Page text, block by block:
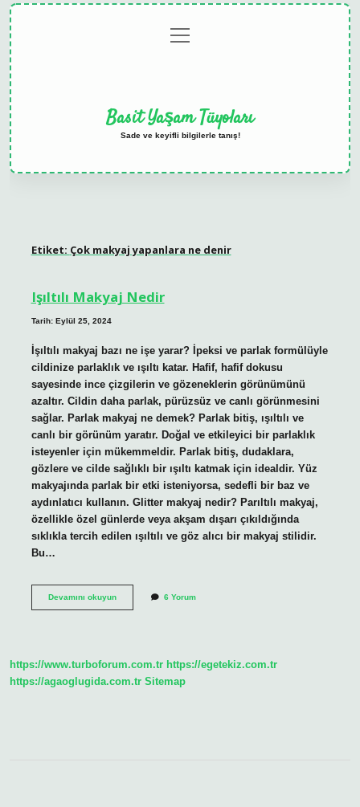
menüyü
aç
Basit Yaşam Tüyoları
Sade ve keyifli bilgilerle tanış!
Etiket: Çok makyaj yapanlara ne denir
Işıltılı Makyaj Nedir
Tarih: Eylül 25, 2024
İşıltılı makyaj bazı ne işe yarar? İpeksi ve parlak formülüyle
cildinize parlaklık ve ışıltı katar. Hafif, hafif dokusu
sayesinde ince çizgilerin ve gözeneklerin görünümünü
azaltır. Cildin daha parlak, pürüzsüz ve canlı görünmesini
sağlar. Parlak makyaj ne demek? Parlak bitiş, ışıltılı ve
canlı bir görünüm yaratır. Doğal ve etkileyici bir parlaklık
isteyenler için mükemmeldir. Parlak bitiş, dudaklara,
gözlere ve cilde sağlıklı bir ışıltı katmak için idealdir. Yüz
makyajında ​​parlak bir etki isteniyorsa, sedefli bir baz ve
aydınlatıcı kullanın. Glitter makyaj nedir? Parıltılı makyaj,
özellikle özel günlerde veya akşam dışarı çıkıldığında
sıklıkla tercih edilen ışıltılı ve göz alıcı bir makyaj stilidir.
Bu…
Devamını okuyunIşıltılı
6 Yorum
https://www.turboforum.com.tr https://egetekiz.com.tr
https://agaoglugida.com.tr Sitemap